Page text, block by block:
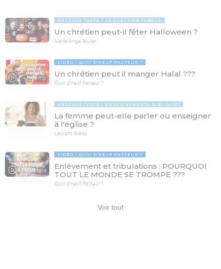
MESSAGE TEXTE LA QUESTION TABOUE
Un chrétien peut-il fêter Halloween ?
Marie-Ange Muller
17:21
VIDÉO QUOI D'NEUF PASTEUR ?
Un chrétien peut il manger Halal ???
Quoi d'neuf Pasteur ?
MESSAGE TEXTE ENSEIGNEMENTS BIBLIQUES
La femme peut-elle parler ou enseigner
à l'église ?
Laurent Weiss
78:19
VIDÉO QUOI D'NEUF PASTEUR ?
Enlèvement et tribulations : POURQUOI
TOUT LE MONDE SE TROMPE ???
Quoi d'neuf Pasteur ?
Voir tout